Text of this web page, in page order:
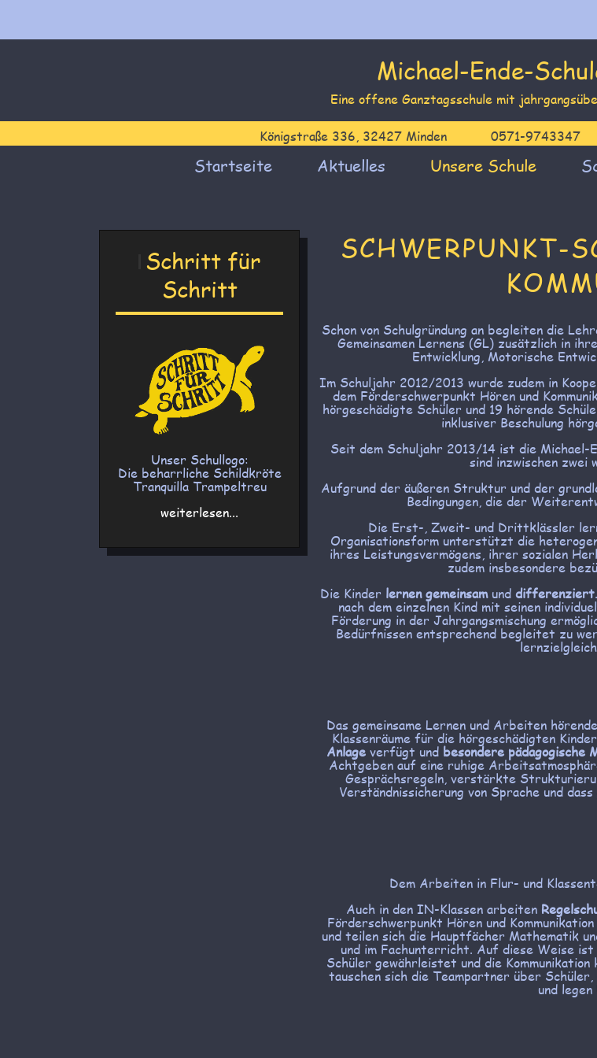
Michael-Ende-
Eine offene Ganztagsschule mit
Königstraße 336, 32427 Minden 0571-9743347
Startseite Aktuelles Unsere Schule
Schritt für
Schritt
Unser Schullogo:
Die beharrliche Schildkröte
Tranquilla Trampeltreu
weiterlesen...
SCHWERPUNKT-
Schon von Schulgründung an begleiten die
Gemeinsamen Lernens (GL) zusätzlich in
Entwicklung, Motorische
Im Schuljahr 2012/2013 wurde zudem in
dem Förderschwerpunkt Hören und
hörgeschädigte Schüler und 19 hörende
inklusiver Beschulung
Seit dem Schuljahr 2013/14 ist die Michael-
sind inzwischen zwei
Aufgrund der äußeren Struktur und der
Bedingungen, die der
Die Erst-, Zweit- und Drittklässler
Organisationsform unterstützt die
ihres Leistungsvermögens, ihrer sozialen
zudem insbesondere
Die Kinder lernen gemeinsamund differenziert
nach dem einzelnen Kind mit seinen
Förderung in der Jahrgangsmischung
Bedürfnissen entsprechend begleitet zu
Das gemeinsame Lernen und Arbeiten
Klassenräume für die hörgeschädigten Kinder
Anlage verfügt und besondere pädagogische
Achtgeben auf eine ruhige
Gesprächsregeln, verstärkte
Verständnissicherung von Sprache und
Dem Arbeiten in Flur- und
Auch in den IN-Klassen arbeiten
Förderschwerpunkt Hören und Kommunikation
und teilen sich die Hauptfächer Mathematik
und im Fachunterricht. Auf diese Weise
Schüler gewährleistet und die
tauschen sich die Teampartner über Schüler,
und